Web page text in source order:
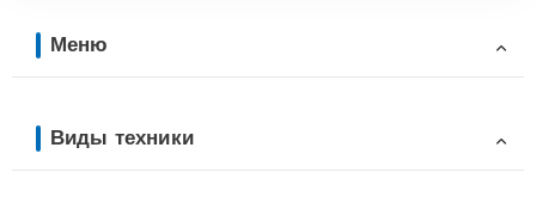
Меню
Виды техники